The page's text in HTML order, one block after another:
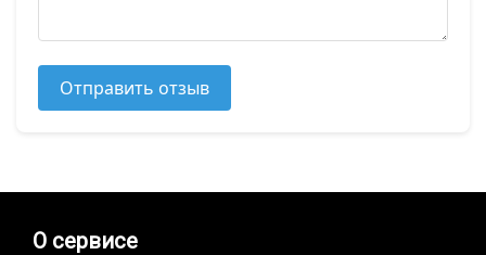
Отправить отзыв
О сервисе